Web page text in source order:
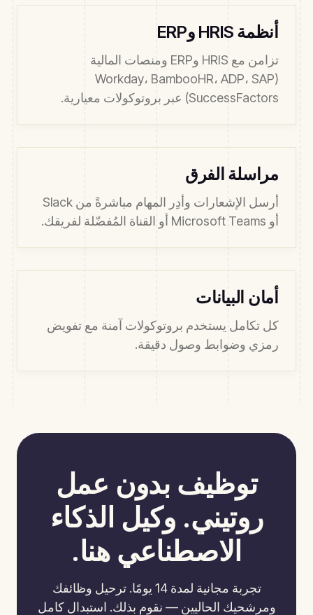
أنظمة HRIS وERP
تزامن مع HRIS وERP ومنصات المالية
(Workday، BambooHR، ADP، SAP
SuccessFactors) عبر بروتوكولات معيارية.
مراسلة الفرق
أرسل الإشعارات وأدِر المهام مباشرةً من Slack
أو Microsoft Teams أو القناة المُفضّلة لفريقك.
أمان البيانات
كل تكامل يستخدم بروتوكولات آمنة مع تفويض
رمزي وضوابط وصول دقيقة.
توظيف بدون عمل
روتيني. وكيل الذكاء
الاصطناعي هنا.
تجربة مجانية لمدة 14 يومًا. ترحيل وظائفك
ومرشحيك الحاليين — نقوم بذلك. استبدال كامل